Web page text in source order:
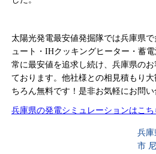
太陽光発電最安値発掘隊では兵庫県
ュート・IHクッキングヒーター・蓄
常に最安値を追求し続け、兵庫県の
ております。他社様との相見積もり
ちろん無料です！是非お気軽にお問い
兵庫県の発電シミュレーションはこち
兵庫
市